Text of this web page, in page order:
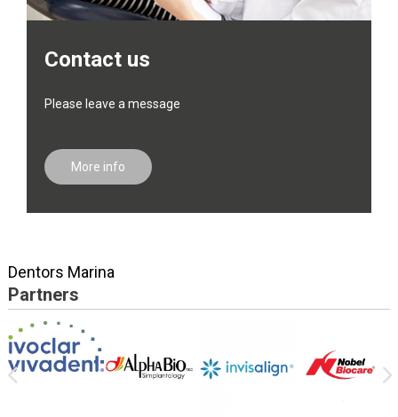
Contact us
Please leave a message
More info
Dentors Marina
Partners